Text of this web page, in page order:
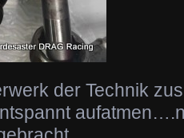
der Technik